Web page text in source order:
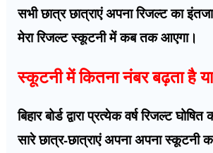
सभी छात्र छात्राएं अपना रिजल्ट का
मेरा रिजल्ट स्कूटनी में कब तक आएगा।
स्कूटनी में कितना नंबर बढ़ता है
बिहार बोर्ड द्वारा प्रत्येक वर्ष रिजल्ट
सारे छात्र-छात्राएं अपना अपना स्कूटनी